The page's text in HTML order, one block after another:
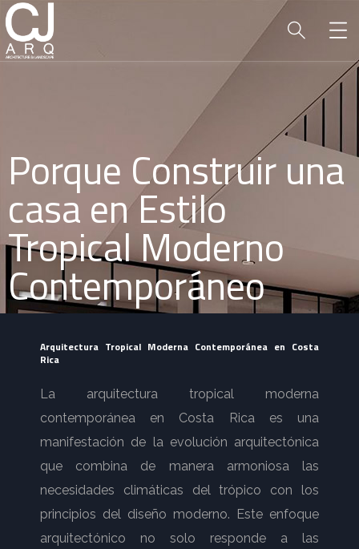
Porque Construir una
casa en Estilo
Tropical Moderno
Contemporáneo
Arquitectura Tropical Moderna Contemporánea en Costa
Rica
La arquitectura tropical moderna
contemporánea en Costa Rica es una
manifestación de la evolución arquitectónica
que combina de manera armoniosa las
necesidades climáticas del trópico con los
principios del diseño moderno. Este enfoque
arquitectónico no solo responde a las